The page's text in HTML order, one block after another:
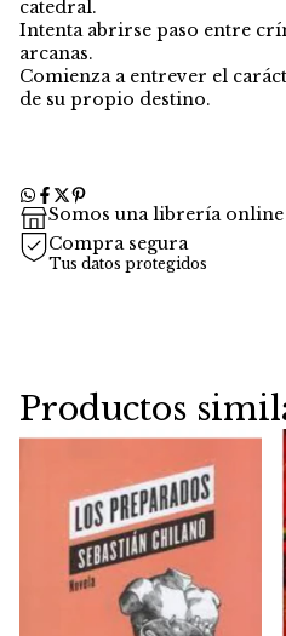
catedral.
Intenta abrirse paso entre
arcanas.
Comienza a entrever el
de su propio destino.
Somos una librería online
Compra segura
Tus datos protegidos
Productos